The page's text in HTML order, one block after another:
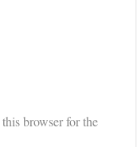
browser for the